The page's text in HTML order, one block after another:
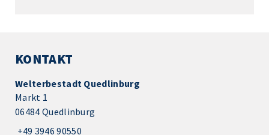
KONTAKT
Welterbestadt Quedlinburg
Markt 1
06484 Quedlinburg
+49 3946 90550